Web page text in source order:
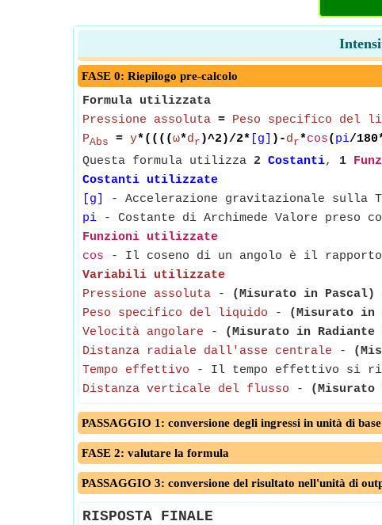
FASE 0: Riepilogo pre-calcolo
Formula utilizzata
Pressione assoluta = Peso specifico del
PAbs = y*((((ω*dr )^2)/2* [g] )-dr*cos( pi/
Questa formula utilizza 2 Costanti, 1
Costanti utilizzate
[g]
- Accelerazione gravitazionale sulla
pi - Costante di Archimede Valore preso
Funzioni utilizzate
cos - Il coseno di un angolo è il
Variabili utilizzate
Pressione assoluta - (Misurato in Pascal)
Peso specifico del liquido - (Misurato in
Velocità angolare - (Misurato in Radiante
Distanza radiale dall'asse centrale -
Tempo effettivo - Il tempo effettivo si
Distanza verticale del flusso - (Misurato
PASSAGGIO 1: conversione degli ingressi in unità di base
FASE 2: valutare la formula
PASSAGGIO 3: conversione del risultato nell'unità di
RISPOSTA FINALE